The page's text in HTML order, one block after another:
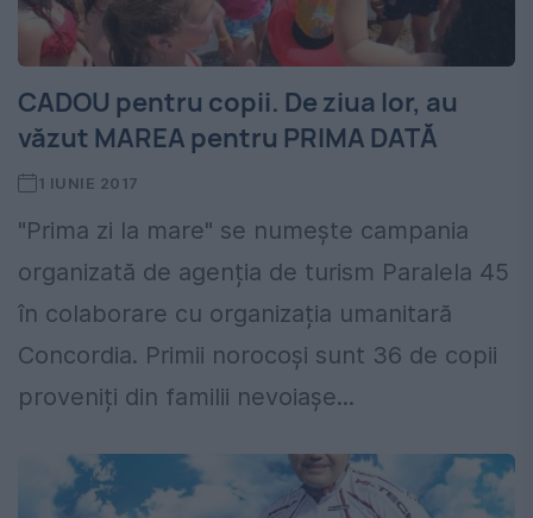
CADOU pentru copii. De ziua lor, au
văzut MAREA pentru PRIMA DATĂ
1 IUNIE 2017
"Prima zi la mare" se numește campania
organizată de agenția de turism Paralela 45
în colaborare cu organizația umanitară
Concordia. Primii norocoși sunt 36 de copii
proveniți din familii nevoiașe...